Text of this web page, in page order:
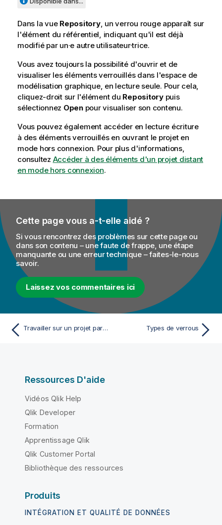
Dans la vue Repository, un verrou rouge apparaît sur
l'élément du référentiel, indiquant qu'il est déjà
modifié par un·e autre utilisateur·trice.
Vous avez toujours la possibilité d'ouvrir et de
visualiser les éléments verrouillés dans l'espace de
modélisation graphique, en lecture seule. Pour cela,
cliquez-droit sur l'élément du Repositorypuis
sélectionnez Openpour visualiser son contenu.
Vous pouvez également accéder en lecture écriture
à des éléments verrouillés en ouvrant le projet en
mode hors connexion. Pour plus d'informations,
consultez Accéder à des éléments d'un projet distant
en mode hors connexion.
Cette page vous a-t-elle aidé ?
Si vous rencontrez des problèmes sur cette page ou
dans son contenu – une faute de frappe, une étape
manquante ou une erreur technique – faites-le-nous
savoir.
Laissez vos commentaires ici
Travailler sur un projet partagé Types de verrous
Ressources D'aide
Vidéos Qlik Help
Qlik Developer
Formation
Apprentissage Qlik
Qlik Customer Portal
Bibliothèque des ressources
Produits
INTÉGRATION ET QUALITÉ DE DONNÉES